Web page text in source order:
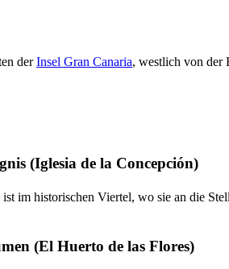
derInsel Gran Canaria, westlich von der
(Iglesia de la Concepción)
im historischen Viertel, wo sie an die
(El Huerto de las Flores)